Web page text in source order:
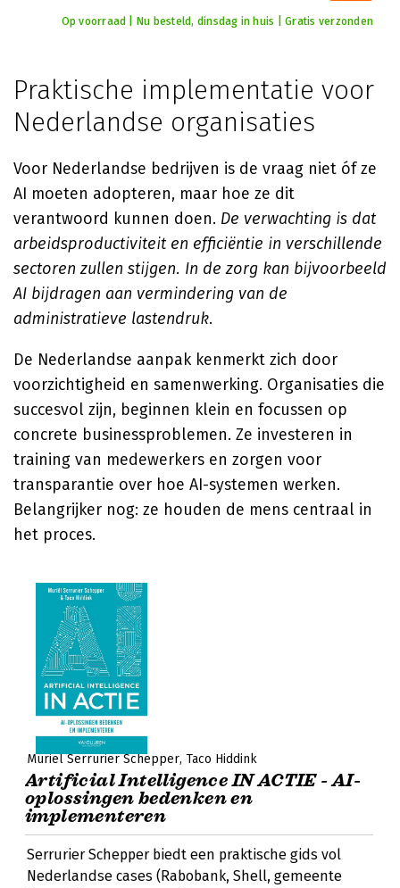
Op voorraad | Nu besteld, dinsdag in huis | Gratis verzonden
Praktische implementatie voor
Nederlandse organisaties
Voor Nederlandse bedrijven is de vraag niet óf ze
AI moeten adopteren, maar hoe ze dit
verantwoord kunnen doen. De verwachting is dat
arbeidsproductiviteit en efficiëntie in verschillende
sectoren zullen stijgen. In de zorg kan bijvoorbeeld
AI bijdragen aan vermindering van de
administratieve lastendruk.
De Nederlandse aanpak kenmerkt zich door
voorzichtigheid en samenwerking. Organisaties die
succesvol zijn, beginnen klein en focussen op
concrete businessproblemen. Ze investeren in
training van medewerkers en zorgen voor
transparantie over hoe AI-systemen werken.
Belangrijker nog: ze houden de mens centraal in
het proces.
Muriël Serrurier Schepper Taco Hiddink
Artificial Intelligence IN ACTIE - AI-
oplossingen bedenken en
implementeren
Serrurier Schepper biedt een praktische gids vol
Nederlandse cases (Rabobank, Shell, gemeente